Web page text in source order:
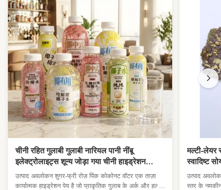
चीनी रहित गुलाबी गुलाबी नारियल पानी नींबू
इलेक्ट्रोलाइट्स शून्य जोड़ा गया चीनी हाइड्रेशन
फिटनेस के लिए तैयार पेय यात्रा सौंदर्य सुपरमार्केट
थोक आयातक
उत्पाद अवलोकन शुगर-फ्री रोज़ पिंक कोकोनट वॉटर एक ताज़ा
कार्यात्मक हाइड्रेशन पेय है जो प्राकृतिक गुलाब के अर्क और हल्के
मल्टी-लेयर
स्वादिष्ट
देखना
उत्पाद
स्तर के